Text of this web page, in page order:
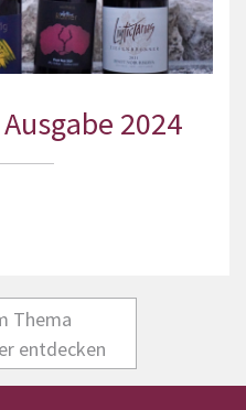
2024
Thema
entdecken